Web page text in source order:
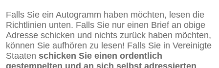
Falls Sie ein Autogramm haben möchten, lesen die
Richtlinien unten. Falls Sie nur einen Brief an obige
Adresse schicken und nichts zurück haben möchten,
können Sie aufhören zu lesen! Falls Sie in Vereinigte
Staaten schicken Sie einen ordentlich
gestempelten und an sich selbst adressierten